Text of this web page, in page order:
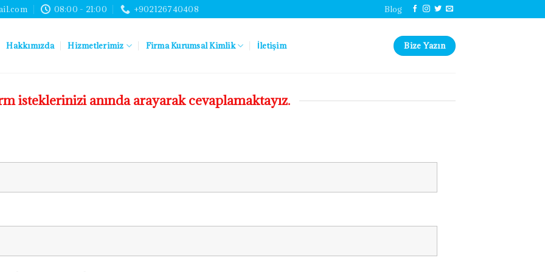
08:00 - 21:00 +902126740408 Blog
Hakkımızda Hizmetlerimiz Firma Kurumsal Kimlik İletişim Bize Yazın
isteklerinizi anında arayarak cevaplamaktayız.